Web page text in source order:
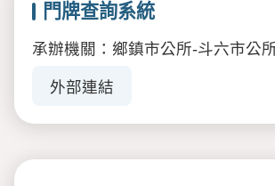
門牌查詢系統
承辦機關：鄉鎮市公所-斗六市公
外部連結